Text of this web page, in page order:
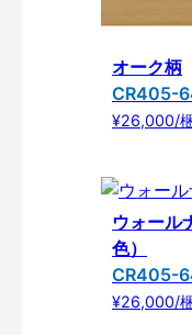
オーク柄
CR405-
¥26,000/
ウォール
色）
CR405-
¥26,000/